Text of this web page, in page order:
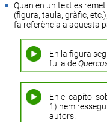
Quan en un text es
(figura, taula, gràfic,
fa referència a aquesta
En la figura
fulla de
En el capítol
1) hem
autors.